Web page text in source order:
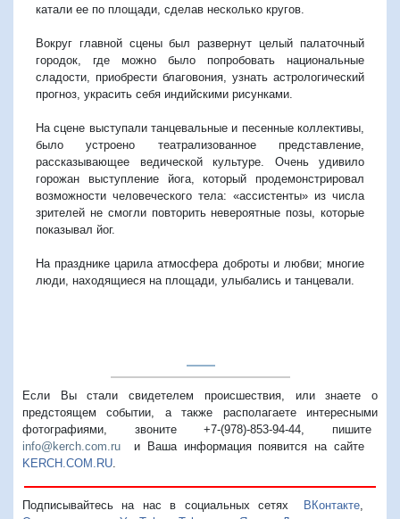
катали ее по площади, сделав несколько кругов.
Вокруг главной сцены был развернут целый палаточный
городок, где можно было попробовать национальные
сладости, приобрести благовония, узнать астрологический
прогноз, украсить себя индийскими рисунками.
На сцене выступали танцевальные и песенные коллективы,
было устроено театрализованное представление,
рассказывающее ведической культуре. Очень удивило
горожан выступление йога, который продемонстрировал
возможности человеческого тела: «ассистенты» из числа
зрителей не смогли повторить невероятные позы, которые
показывал йог.
На празднике царила атмосфера доброты и любви; многие
люди, находящиеся на площади, улыбались и танцевали.
Если Вы стали свидетелем происшествия, или знаете о
предстоящем событии, а также располагаете интересными
фотографиями, звоните +7-(978)-853-94-44, пишите
info@kerch.com.ru и Ваша информация появится на сайте
KERCH.COM.RU
Подписывайтесь на нас в социальных сетях ВКонтакте,